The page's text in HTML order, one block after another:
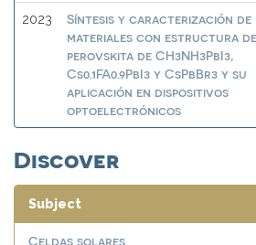
2023
Síntesis y caracterización de
materiales con estructura de
perovskita de CH3NH3PbI3,
Cs0.1FA0.9PbI3 y CsPbBr3 y su
aplicación en dispositivos
optoelectrónicos
Discover
Subject
Celdas solares